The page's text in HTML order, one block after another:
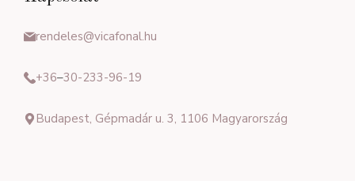
rendeles@vicafonal.hu
+36–30-233-96-19
Budapest, Gépmadár u. 3, 1106 Magyarország